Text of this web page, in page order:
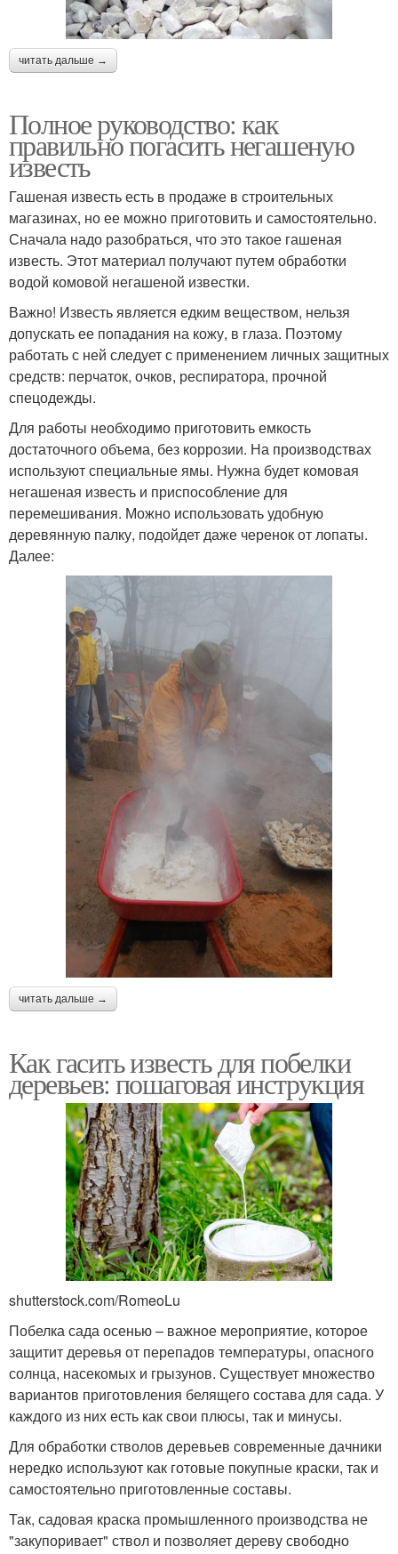
читать дальше →
Полное руководство: как
правильно погасить негашеную
известь
Гашеная известь есть в продаже в строительных
магазинах, но ее можно приготовить и самостоятельно.
Сначала надо разобраться, что это такое гашеная
известь. Этот материал получают путем обработки
водой комовой негашеной известки.
Важно! Известь является едким веществом, нельзя
допускать ее попадания на кожу, в глаза. Поэтому
работать с ней следует с применением личных защитных
средств: перчаток, очков, респиратора, прочной
спецодежды.
Для работы необходимо приготовить емкость
достаточного объема, без коррозии. На производствах
используют специальные ямы. Нужна будет комовая
негашеная известь и приспособление для
перемешивания. Можно использовать удобную
деревянную палку, подойдет даже черенок от лопаты.
Далее:
читать дальше →
Как гасить известь для побелки
деревьев: пошаговая инструкция
shutterstock.com/RomeoLu
Побелка сада осенью – важное мероприятие, которое
защитит деревья от перепадов температуры, опасного
солнца, насекомых и грызунов. Существует множество
вариантов приготовления белящего состава для сада. У
каждого из них есть как свои плюсы, так и минусы.
Для обработки стволов деревьев современные дачники
нередко используют как готовые покупные краски, так и
самостоятельно приготовленные составы.
Так, садовая краска промышленного производства не
"закупоривает" ствол и позволяет дереву свободно